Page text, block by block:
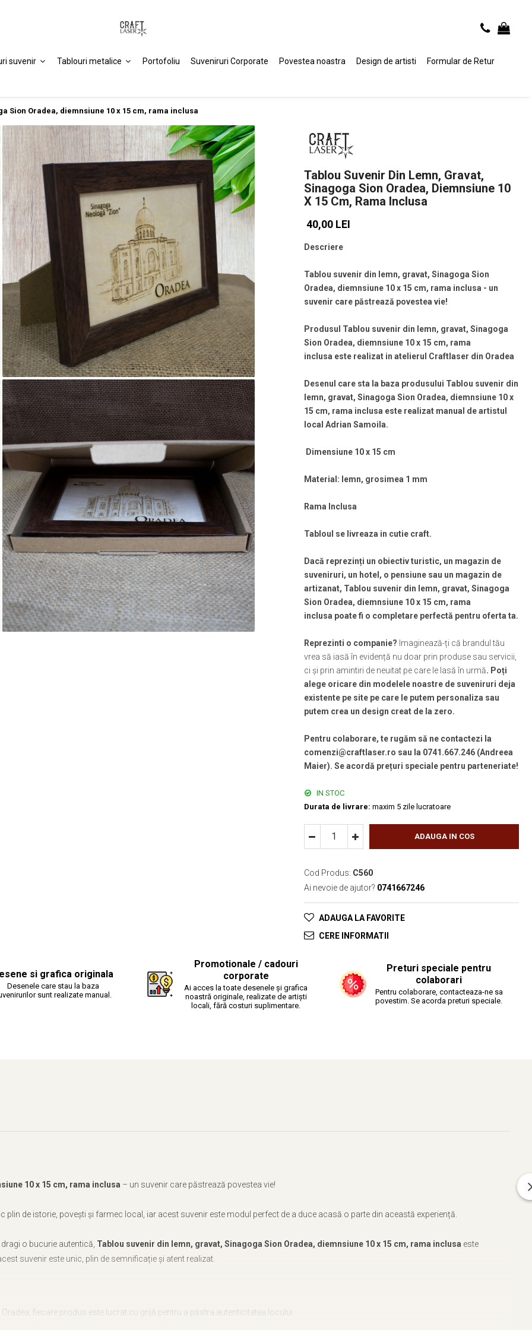
suvenir Tablouri metalice Portofoliu Suveniruri Corporate Povestea noastra Design de artisti Formular de Retur
Sion Oradea, diemnsiune 10 x 15 cm, rama inclusa
Tablou Suvenir Din Lemn, Gravat,
Sinagoga Sion Oradea, Diemnsiune 10
X 15 Cm, Rama Inclusa
40,00 LEI
Descriere
Tablou suvenir din lemn, gravat, Sinagoga Sion
Oradea, diemnsiune 10 x 15 cm, rama inclusa - un
suvenir care păstrează povestea vie!
Produsul Tablou suvenir din lemn, gravat, Sinagoga
Sion Oradea, diemnsiune 10 x 15 cm, rama
inclusa este realizat in atelierul Craftlaser din Oradea
Desenul care sta la baza produsului Tablou suvenir din
lemn, gravat, Sinagoga Sion Oradea, diemnsiune 10 x
15 cm, rama inclusa este realizat manual de artistul
local Adrian Samoila.
Dimensiune 10 x 15 cm
Material: lemn, grosimea 1 mm
Rama Inclusa
Tabloul se livreaza in cutie craft.
Dacă reprezinți un obiectiv turistic, un magazin de
suveniruri, un hotel, o pensiune sau un magazin de
artizanat, Tablou suvenir din lemn, gravat, Sinagoga
Sion Oradea, diemnsiune 10 x 15 cm, rama
inclusa poate fi o completare perfectă pentru oferta ta.
Reprezinti o companie? Imaginează-ți că brandul tău
vrea să iasă în evidență nu doar prin produse sau servicii,
ci și prin amintiri de neuitat pe care le lasă în urmă. Poți
alege oricare din modelele noastre de suveniruri deja
existente pe site pe care le putem personaliza sau
putem crea un design creat de la zero.
Pentru colaborare, te rugăm să ne contactezi la
comenzi@craftlaser.ro sau la 0741.667.246 (Andreea
Maier). Se acordă prețuri speciale pentru parteneriate!
IN STOC
Durata de livrare: maxim 5 zile lucratoare
ADAUGA IN COS
Cod Produs: C560
Ai nevoie de ajutor? 0741667246
ADAUGA LA FAVORITE
CERE INFORMATII
si grafica originala
Desenele care stau la baza
sunt realizate manual.
Promotionale / cadouri
corporate
Ai acces la toate desenele și grafica
noastră originale, realizate de artiști
locali, fără costuri suplimentare.
Preturi speciale pentru
colaborari
Pentru colaborare, contacteaza-ne sa
povestim. Se acorda preturi speciale.
10 x 15 cm, rama inclusa – un suvenir care păstrează povestea vie!
plin de istorie, povești și farmec local, iar acest suvenir este modul perfect de a duce acasă o parte din această experiență.
o bucurie autentică, Tablou suvenir din lemn, gravat, Sinagoga Sion Oradea, diemnsiune 10 x 15 cm, rama inclusa este
suvenir este unic, plin de semnificație și atent realizat.
Oradea, fiecare produs este lucrat cu grijă pentru a păstra autenticitatea locului.